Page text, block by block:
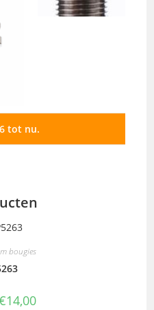
tot nu.
bougies
14,00